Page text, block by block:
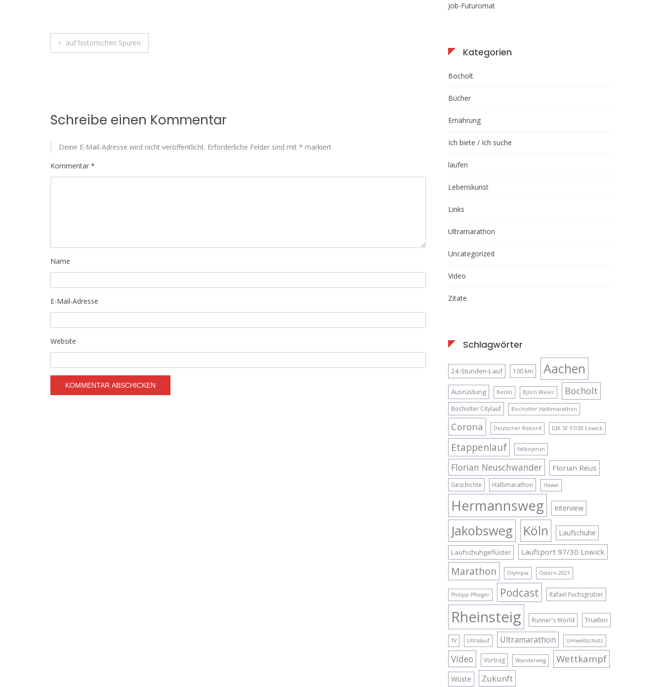
Beitragsnavigation
auf historischen Spuren
Schreibe einen Kommentar
Deine E-Mail-Adresse wird nicht veröffentlicht. Erforderliche Felder sind mit * markiert
Kommentar *
Name
E-Mail-Adresse
Website
Job-Futuromat
Kategorien
Bocholt
Bücher
Ernährung
Ich biete / Ich suche
laufen
Lebenskunst
Links
Ultramarathon
Uncategorized
Video
Zitate
Schlagwörter
24-Stunden-Lauf 100 km Aachen
Ausrüstung Berlin Björn Weier Bocholt
Bocholter Citylauf Bocholter Halbmarathon
Corona Deutscher Rekord DJK SF 97/30 Lowick
Etappenlauf fatboysrun
Florian Neuschwander Florian Reus
Geschichte Halbmarathon Hawai
Hermannsweg Interview
Jakobsweg Köln Laufschuhe
Laufschuhgeflüster Laufsport 97/30 Lowick
Marathon Olympia Ostern 2021
Philipp Pflieger Podcast Rafael Fuchsgruber
Rheinsteig Runner's World Triatlon
TV Ultralauf Ultramarathon Umweltschutz
Video Vortrag Wanderweg Wettkampf
Wüste Zukunft